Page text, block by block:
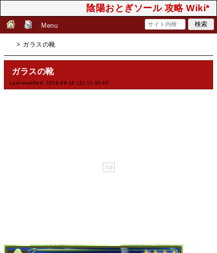
陰陽おとぎソール 攻略 Wiki*
Menu
> ガラスの靴
ガラスの靴
Last-modified: 2018-06-16 (土) 11:43:40